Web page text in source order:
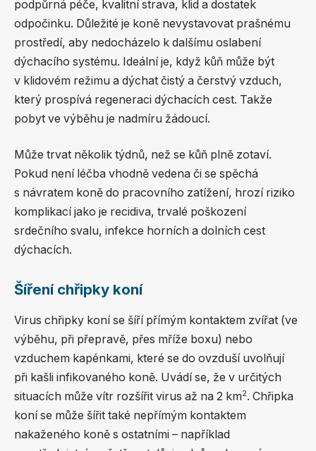
podpůrná péče, kvalitní strava, klid a dostatek
odpočinku. Důležité je koně nevystavovat prašnému
prostředí, aby nedocházelo k dalšímu oslabení
dýchacího systému. Ideální je, když kůň může být
v klidovém režimu a dýchat čistý a čerstvý vzduch,
který prospívá regeneraci dýchacích cest. Takže
pobyt ve výběhu je nadmíru žádoucí.
Může trvat několik týdnů, než se kůň plně zotaví.
Pokud není léčba vhodně vedena či se spěchá
s návratem koně do pracovního zatížení, hrozí riziko
komplikací jako je recidiva, trvalé poškození
srdečního svalu, infekce horních a dolních cest
dýchacích.
Šíření chřipky koní
Virus chřipky koní se šíří přímým kontaktem zvířat (ve
výběhu, při přepravě, přes mříže boxu) nebo
vzduchem kapénkami, které se do ovzduší uvolňují
při kašli infikovaného koně. Uvádí se, že v určitých
situacích může vítr rozšířit virus až na 2 km2. Chřipka
koní se může šířit také nepřímým kontaktem
nakaženého koně s ostatními – například